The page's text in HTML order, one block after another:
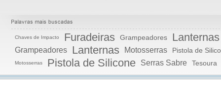
Chaves de Impacto Furadeiras Grampeadores Lanternas
Grampeadores Lanternas Motosserras Pistola de
Motosserras Pistola de Silicone Serras Sabre Tesoura